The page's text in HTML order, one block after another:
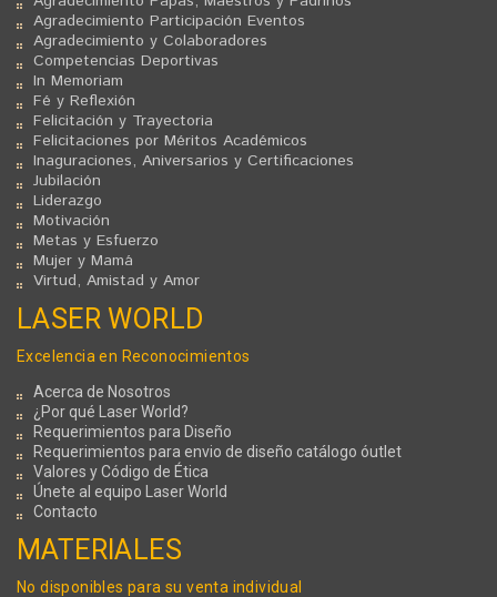
Agradecimiento Participación Eventos
Agradecimiento y Colaboradores
Competencias Deportivas
In Memoriam
Fé y Reflexión
Felicitación y Trayectoria
Felicitaciones por Méritos Académicos
Inaguraciones, Aniversarios y Certificaciones
Jubilación
Liderazgo
Motivación
Metas y Esfuerzo
Mujer y Mamá
Virtud, Amistad y Amor
LASER WORLD
Excelencia en Reconocimientos
Acerca de Nosotros
¿Por qué Laser World?
Requerimientos para Diseño
Requerimientos para envio de diseño catálogo óutlet
Valores y Código de Ética
Únete al equipo Laser World
Contacto
MATERIALES
No disponibles para su venta individual